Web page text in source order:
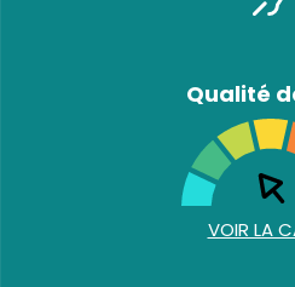
Qualité
VOIR LA